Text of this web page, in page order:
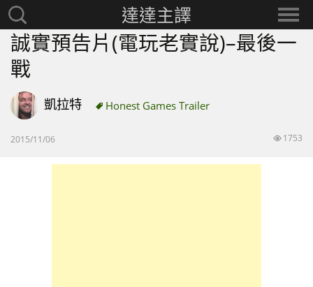
搜
尋：
達達主譯
選
擇
誠實預告片(電玩老實說)–最後一
戰
凱拉特 Honest Games Trailer
2015/11/06 1753